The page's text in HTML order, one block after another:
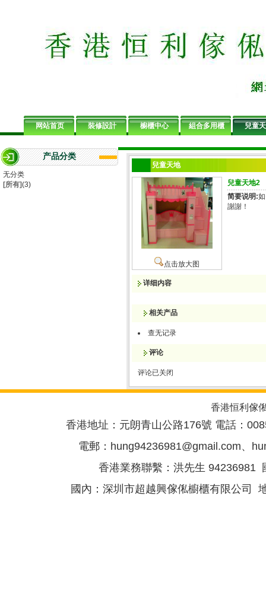
网站首页 裝修設計 櫥櫃中心 組合多用櫃 兒童
产品分类
无分类
[所有](3)
兒童天地
点击放大图
兒童天地2
简要说明:
謝謝！
详细内容
相关产品
查无记录
评论
评论已关闭
香港恒利傢
香港地址：元朗青山公路176號 電話：
電郵： hung94236981@gmail.com、
香港業務聯繫：洪先生 94236981
國內：深圳市超越興傢俬櫥櫃有限公司